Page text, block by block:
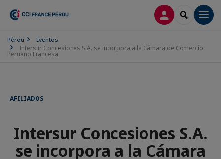
CONECTARSE
SEARCH
Pérou
Eventos
Intersur Concesiones S.A. se incorpora a la Cámara de Comercio
Peruano Francesa
AFILIADOS
Intersur Concesiones S.A.
se incorpora a la Cámara